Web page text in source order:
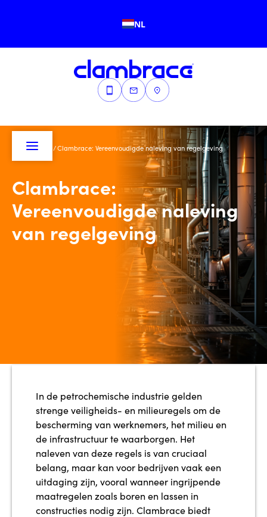
NL
Home/Blogs /Clambrace: Vereenvoudigde naleving van regelgeving
Clambrace:
Vereenvoudigde naleving
van regelgeving
In de petrochemische industrie gelden
strenge veiligheids- en milieuregels om de
bescherming van werknemers, het milieu en
de infrastructuur te waarborgen. Het
naleven van deze regels is van cruciaal
belang, maar kan voor bedrijven vaak een
uitdaging zijn, vooral wanneer ingrijpende
maatregelen zoals boren en lassen in
constructies nodig zijn. Clambrace biedt